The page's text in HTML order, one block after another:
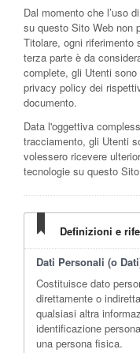
Dal momento che l’uso
su questo Sito Web non
Titolare, ogni riferimento
terza parte è da
complete, gli Utenti
privacy policy dei
documento.
Data l'oggettiva
tracciamento, gli Utenti
volessero ricevere
tecnologie su questo
Definizioni e
Dati Personali (o
Costituisce dato
direttamente o
qualsiasi altra
identificazione
una persona fisica.